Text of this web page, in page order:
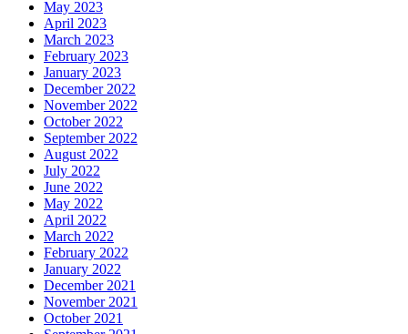
May 2023
April 2023
March 2023
February 2023
January 2023
December 2022
November 2022
October 2022
September 2022
August 2022
July 2022
June 2022
May 2022
April 2022
March 2022
February 2022
January 2022
December 2021
November 2021
October 2021